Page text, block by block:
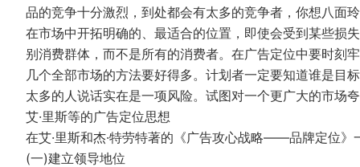
品的竞争十分激烈，到处都会有太多的竞争者，你想八面
在市场中开拓明确的、最适合的位置，即使会受到某些损
别消费群体，而不是所有的消费者。在广告定位中要时刻
几个全部市场的方法要好得多。计划者一定要知道谁是目
太多的人说话实在是一项风险。试图对一个更广大的市场
艾·里斯等的广告定位思想
在艾·里斯和杰·特劳特著的《广告攻心战略——品牌定位
(一)建立领导地位